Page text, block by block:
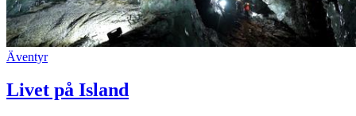
Äventyr
Livet på Island